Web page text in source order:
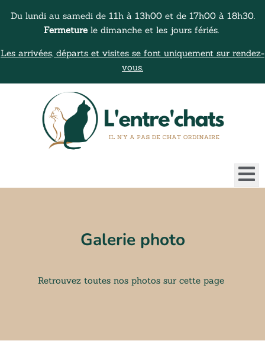
Du lundi au samedi de 11h à 13h00 et de 17h00 à 18h30.
Fermeturele dimanche et les jours fériés.
Les arrivées, départs et visites se font uniquement sur rendez-
vous.
Galerie photo
Retrouvez toutes nos photos sur cette page